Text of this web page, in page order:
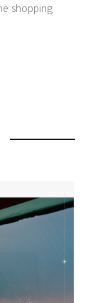
shopping